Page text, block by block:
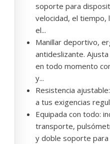
soporte para
velocidad, el tiempo,
el...
Manillar deportivo,
antideslizante.
en todo momento
y...
Resistencia
a tus exigencias
Equipada con todo:
transporte,
y doble soporte